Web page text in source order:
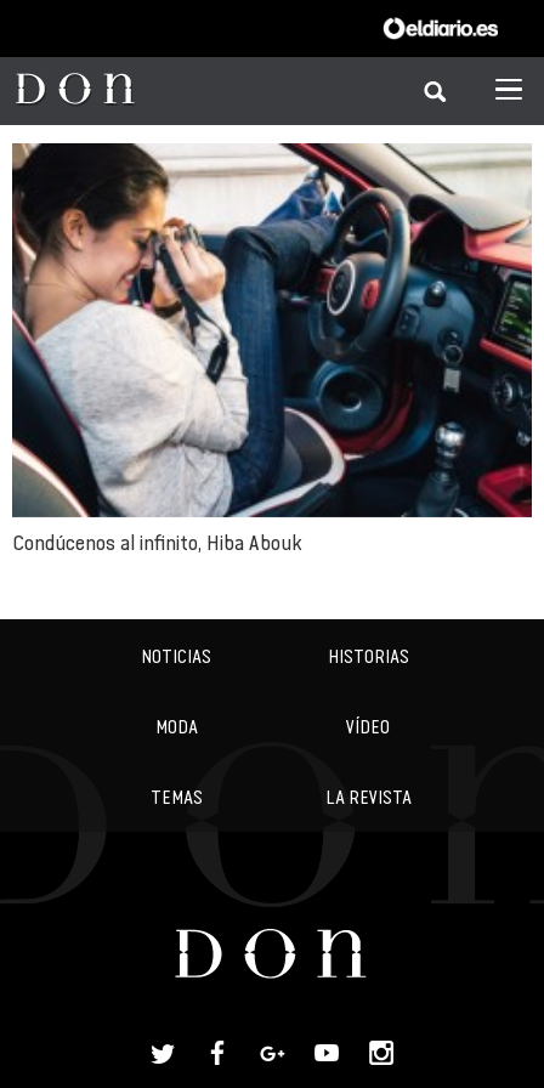
Condúcenos al infinito, Hiba Abouk
NOTICIAS HISTORIAS
MODA VÍDEO
TEMAS LA REVISTA